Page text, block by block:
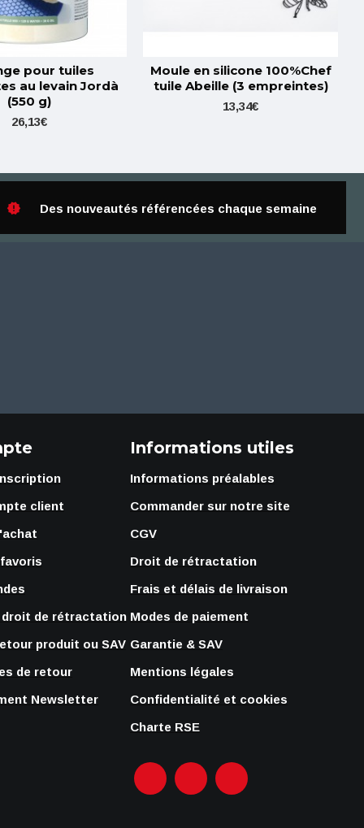
pour tuiles
au levain Jordà
(550 g)
26,13€
Moule en silicone 100%Chef
tuile Abeille (3 empreintes)
13,34€
Des nouveautés référencées chaque semaine
client
droit de rétractation
produit ou SAV
de retour
Newsletter
Informations utiles
Informations préalables
Commander sur notre site
CGV
Droit de rétractation
Frais et délais de livraison
Modes de paiement
Garantie & SAV
Mentions légales
Confidentialité et cookies
Charte RSE